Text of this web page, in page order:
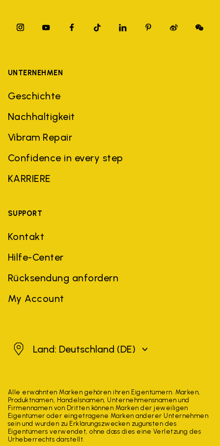
UNTERNEHMEN
Geschichte
Nachhaltigkeit
Vibram Repair
Confidence in every step
KARRIERE
SUPPORT
Kontakt
Hilfe-Center
Rücksendung anfordern
My Account
Deutschland
Land: Deutschland (DE)
Alle erwähnten Marken gehören ihren Eigentümern. Marken,
Produktnamen, Handelsnamen, Unternehmensnamen und
Firmennamen von Dritten können Marken der jeweiligen
Eigentümer oder eingetragene Marken anderer Unternehmen
sein und wurden zu Erklärungszwecken zugunsten des
Eigentümers verwendet, ohne dass dies eine Verletzung des
Urheberrechts darstellt.